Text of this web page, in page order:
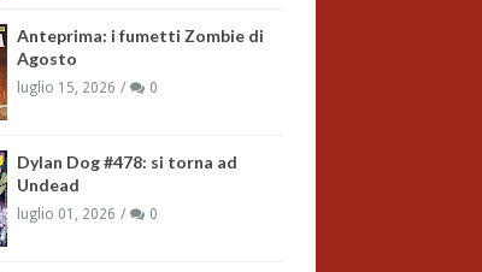
Anteprima: i fumetti Zombie di
Agosto
luglio 15, 2026 0
Dylan Dog #478: si torna ad
Undead
luglio 01, 2026 0